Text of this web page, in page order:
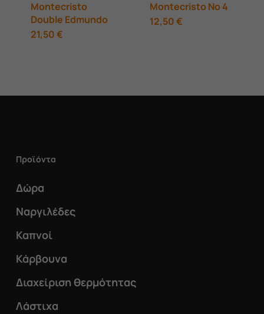
Montecristo
Double Edmundo
21,50€
Montecristo Νο 4
12,50€
Προϊόντα
Δώρα
Ναργιλέδες
Καπνοί
Κάρβουνα
Διαχείριση θερμότητας
Λάστιχα